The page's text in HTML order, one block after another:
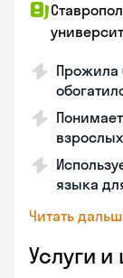
Прожила
языка
Читать
Услуги